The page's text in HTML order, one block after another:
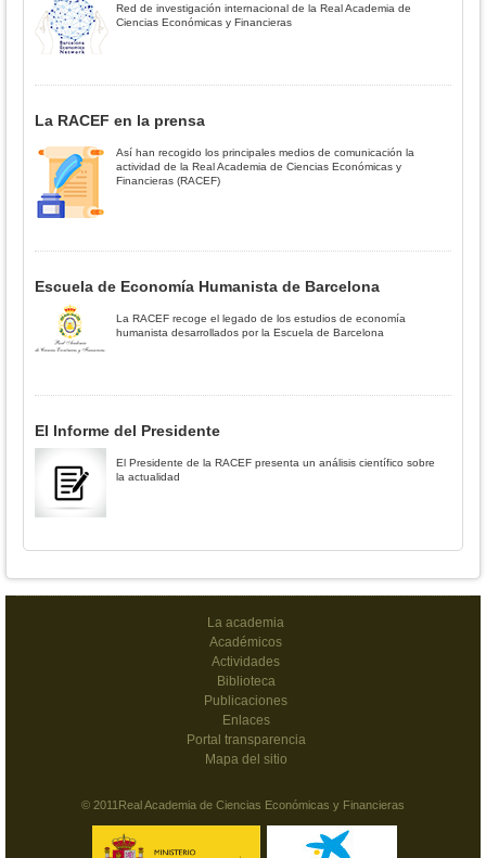
Red de investigación internacional de la Real Academia de
Ciencias Económicas y Financieras
La RACEF en la prensa
Así han recogido los principales medios de comunicación la
actividad de la Real Academia de Ciencias Económicas y
Financieras (RACEF)
Escuela de Economía Humanista de Barcelona
La RACEF recoge el legado de los estudios de economía
humanista desarrollados por la Escuela de Barcelona
El Informe del Presidente
El Presidente de la RACEF presenta un análisis científico sobre
la actualidad
La academia
Académicos
Actividades
Biblioteca
Publicaciones
Enlaces
Portal transparencia
Mapa del sitio
© 2011Real Academia de Ciencias Económicas y Financieras